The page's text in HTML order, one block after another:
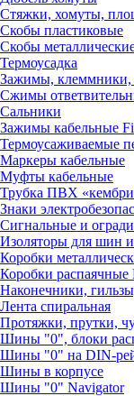
Стяжки, хомуты,
Скобы пластиковые
Скобы
Термоусадка
Зажимы,
Сжимы
Сальники
Зажимы кабельные
Термоусаживаемые
Маркеры кабельные
Муфты кабельные
Трубка ПВХ
Знаки
Сигнальные и
Изоляторы для шин и
Коробки
Коробки
Наконечники,
Лента спиральная
Протяжки, прутки,
Шины "0", блоки
Шины "0" на DIN-
Шины в корпусе
Шины "0" Navigator